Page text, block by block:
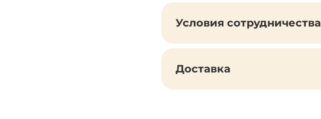
Условия сотрудничества
Доставка